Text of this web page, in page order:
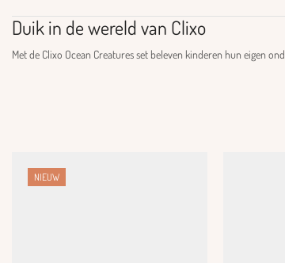
Duik in de wereld van Clixo
Met de Clixo Ocean Creatures set beleven kinderen hun eigen
NIEUW